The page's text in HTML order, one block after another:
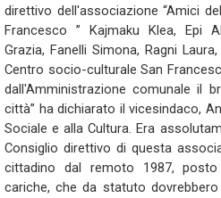
direttivo dell'associazione “Amici
Francesco ” Kajmaku Klea, Epi
Grazia, Fanelli Simona, Ragni
Centro socio-culturale San
dall'Amministrazione comunale il
città” ha dichiarato il vicesindaco,
Sociale e alla Cultura. Era
Consiglio direttivo di questa
cittadino dal remoto 1987,
cariche, che da statuto